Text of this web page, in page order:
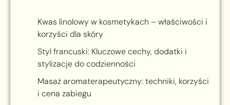
Kwas linolowy w kosmetykach – właściwości i
korzyści dla skóry
Styl francuski: Kluczowe cechy, dodatki i
stylizacje do codzienności
Masaż aromaterapeutyczny: techniki, korzyści
i cena zabiegu